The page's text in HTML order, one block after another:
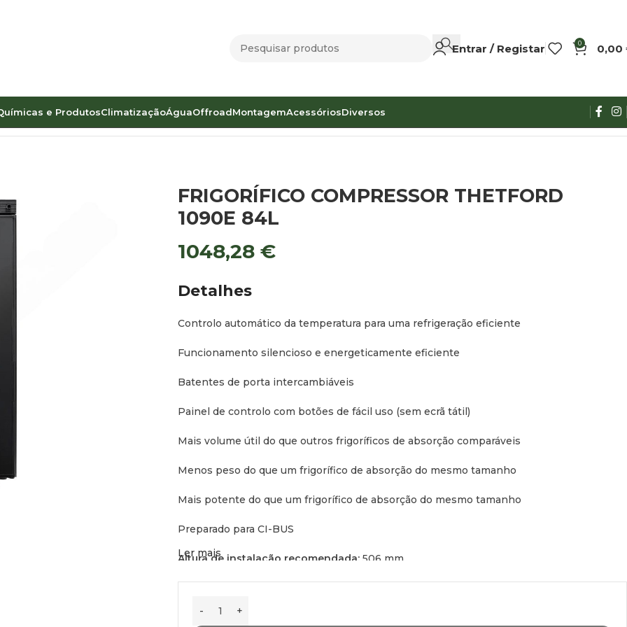
Entrar / Registar 0 0,00
e ProdutosClimatizaçãoÁguaOffroadMontagemAcessóriosDiversos
COMPRESSOR THETFORD 1090E 84L
FRIGORÍFICO COMPRESSOR THETFORD
1090E 84L
1048,28 €
Detalhes
Controlo automático da temperatura para uma refrigeração eficiente
Funcionamento silencioso e energeticamente eficiente
Batentes de porta intercambiáveis
Painel de controlo com botões de fácil uso (sem ecrã tátil)
Mais volume útil do que outros frigoríficos de absorção comparáveis
Menos peso do que um frigorífico de absorção do mesmo tamanho
Mais potente do que um frigorífico de absorção do mesmo tamanho
Preparado para CI-BUS
Altura de instalação recomendada: 506 mm
Dados técnicos: Tipo
Ler mais